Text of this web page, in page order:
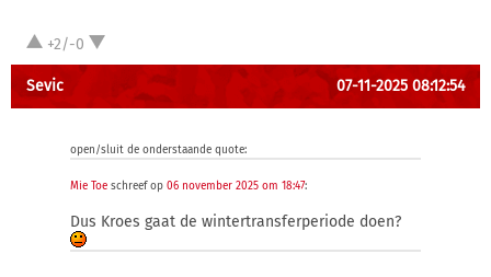
+2/-0
Sevic 07-11-2025 08:12:54
open/sluit de onderstaande quote:
Mie Toe schreef op 06 november 2025 om 18:47:
Dus Kroes gaat de wintertransferperiode doen?